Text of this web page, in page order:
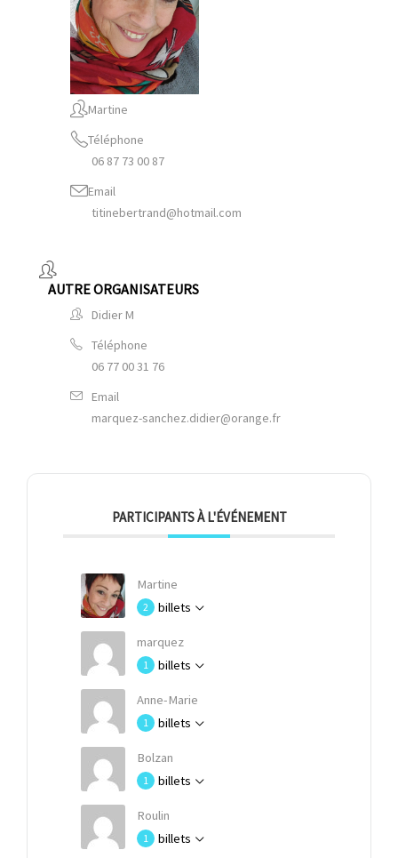
Martine
Téléphone
06 87 73 00 87
Email
titinebertrand@hotmail.com
AUTRE ORGANISATEURS
Didier M
Téléphone
06 77 00 31 76
Email
marquez-sanchez.didier@orange.fr
PARTICIPANTS À L'ÉVÉNEMENT
Martine
2 billets
marquez
1 billets
Anne-Marie
1 billets
Bolzan
1 billets
Roulin
1 billets